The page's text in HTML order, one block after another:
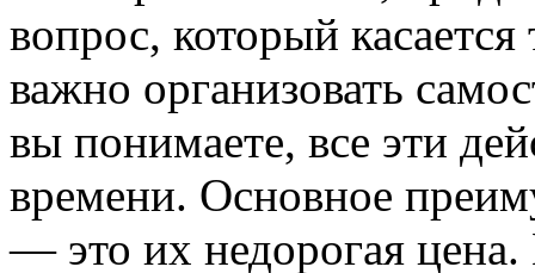
вопрос, который
важно организовать
вы понимаете, все эти
времени. Основное
— это их недорогая